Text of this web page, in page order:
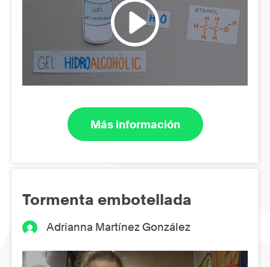
Más información
Tormenta embotellada
Adrianna Martínez González